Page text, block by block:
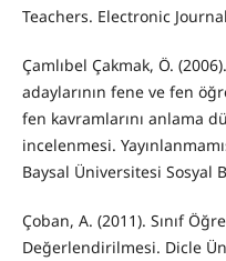
Teachers. Electronic
Çamlıbel Çakmak, Ö.
adaylarının fene ve fen
fen kavramlarını anlama
incelenmesi.
Baysal Üniversitesi Sosyal
Çoban, A. (2011). Sınıf
Değerlendirilmesi. Dicle